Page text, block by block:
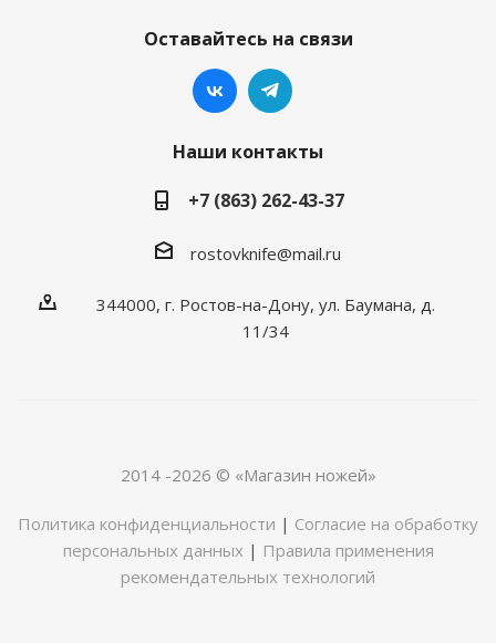
Оставайтесь на связи
Наши контакты
+7 (863) 262-43-37
rostovknife@mail.ru
344000, г. Ростов-на-Дону, ул. Баумана, д.
11/34
2014 -2026 © «Магазин ножей»
Политика конфиденциальности | Согласие на обработку
персональных данных | Правила применения
рекомендательных технологий